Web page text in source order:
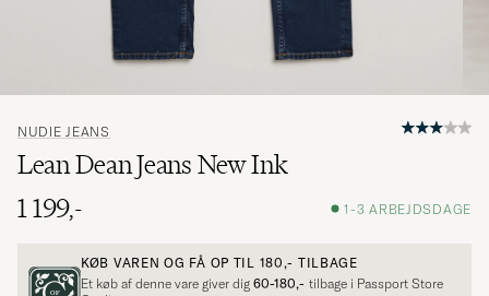
NUDIE JEANS
Lean Dean Jeans New Ink
1 199,-
1-3 ARBEJDSDAGE
KØB VAREN OG FÅ OP TIL 180,- TILBAGE
Et køb af denne vare giver dig 60-180,- tilbage i Passport Store